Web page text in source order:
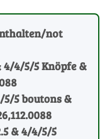
not
4/4/5/5 Knöpfe &
5/5 boutons &
& 4/4/5/5